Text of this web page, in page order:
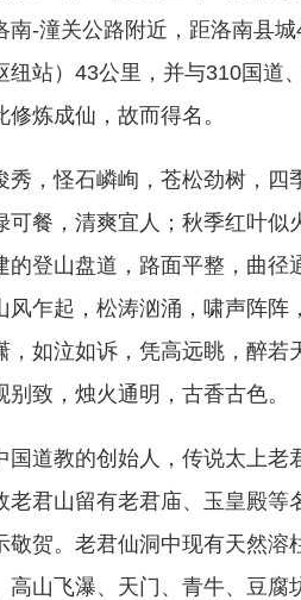
南-潼关公路附近，距洛南县
纽站）43公里，并与310国道
修炼成仙，故而得名。
秀，怪石嶙峋，苍松劲树，四
可餐，清爽宜人；秋季红叶似
的登山盘道，路面平整，曲径
风乍起，松涛汹涌，啸声阵阵
，如泣如诉，凭高远眺，醉若
别致，烛火通明，古香古色。
国道教的创始人，传说太上老
老君山留有老君庙、玉皇殿
敬贺。老君仙洞中现有天然溶
高山飞瀑、天门、青牛、豆腐